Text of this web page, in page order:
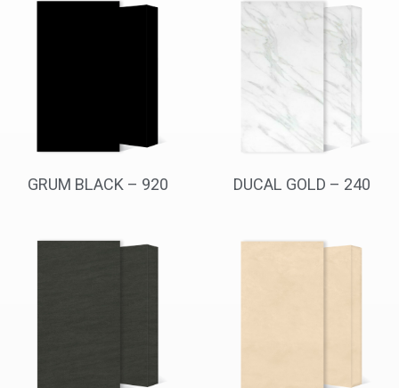
DUCAL GOLD – 240
GRUM BLACK – 920